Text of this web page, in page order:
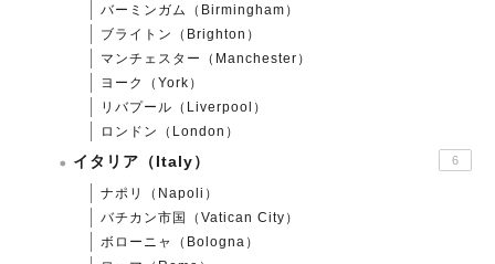
バーミンガム（Birmingham）
ブライトン（Brighton）
マンチェスター（Manchester）
ヨーク（York）
リバプール（Liverpool）
ロンドン（London）
イタリア（Italy） 6
ナポリ（Napoli）
バチカン市国（Vatican City）
ボローニャ（Bologna）